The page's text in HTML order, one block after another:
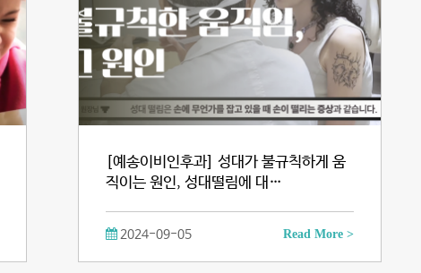
[예송이비인후과] 성대가 불규칙하게 움
직이는 원인, 성대떨림에 대…
2024-09-05 Read More >